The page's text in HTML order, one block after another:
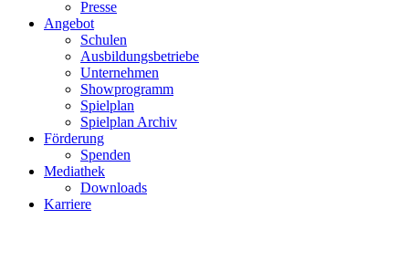
Presse
Angebot
Schulen
Ausbildungsbetriebe
Unternehmen
Showprogramm
Spielplan
Spielplan Archiv
Förderung
Spenden
Mediathek
Downloads
Karriere